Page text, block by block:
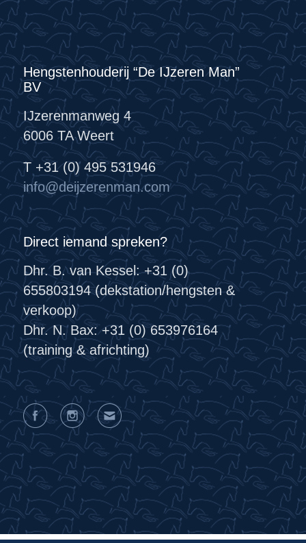
Hengstenhouderij “De IJzeren Man”
BV
IJzerenmanweg 4
6006 TA Weert
T +31 (0) 495 531946
info@deijzerenman.com
Direct iemand spreken?
Dhr. B. van Kessel: +31 (0)
655803194 (dekstation/hengsten &
verkoop)
Dhr. N. Bax: +31 (0) 653976164
(training & africhting)